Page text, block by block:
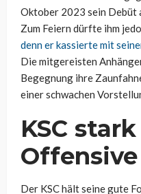
Oktober 2023 sein Debüt
Zum Feiern dürfte ihm
denn er kassierte mit
Die mitgereisten
Begegnung ihre
einer schwachen
KSC
Offensive
Der KSC hält seine gute